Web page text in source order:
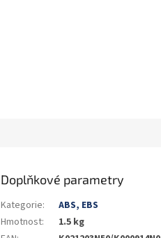
Doplňkové parametry
Kategorie:
ABS, EBS
Hmotnost:
1.5 kg